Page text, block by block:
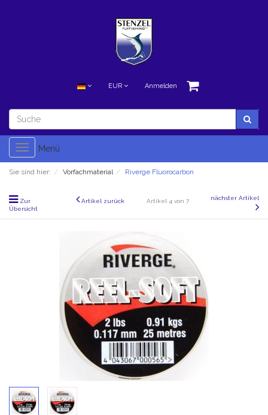
EUR Anmelden
Toggle
navigation
Menü
Sie sind hier: Vorfachmaterial Riverge Fluorocarbon
Zur
Übersicht
Artikel zurück Artikel 4 von 7 nächster Artikel